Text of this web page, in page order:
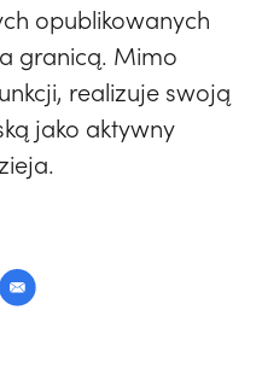
opublikowanych
granicą. Mimo
realizuje swoją
jako aktywny